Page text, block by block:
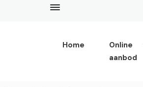
Home
Online
aanbod